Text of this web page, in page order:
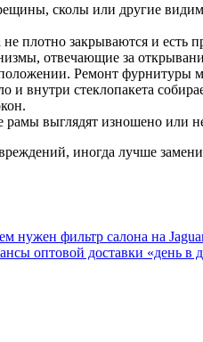
сколы или другие
плотно закрываются и есть
отвечающие за
Ремонт фурнитуры
внутри стеклопакета
выглядят изношено или
иногда лучше
нужен фильтр салона на